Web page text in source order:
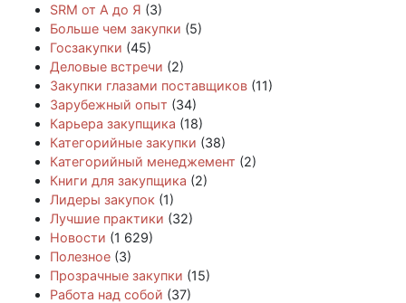
SRM от А до Я (3)
Больше чем закупки (5)
Госзакупки (45)
Деловые встречи (2)
Закупки глазами поставщиков (11)
Зарубежный опыт (34)
Карьера закупщика (18)
Категорийные закупки (38)
Категорийный менеджемент (2)
Книги для закупщика (2)
Лидеры закупок (1)
Лучшие практики (32)
Новости (1 629)
Полезное (3)
Прозрачные закупки (15)
Работа над собой (37)